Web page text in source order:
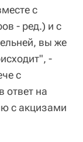
с
- ред.) и с
вы же
-
с
ответ на
с акцизами